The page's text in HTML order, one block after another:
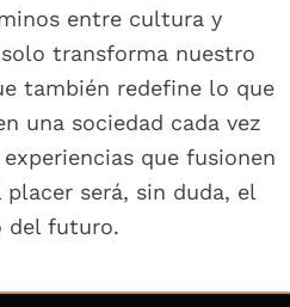
entre cultura y
transforma nuestro
también redefine lo que
una sociedad cada vez
que fusionen
será, sin duda, el
del futuro.